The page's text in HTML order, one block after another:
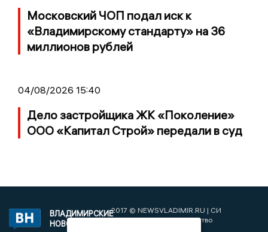
Московский ЧОП подал иск к
«Владимирскому стандарту» на 36
миллионов рублей
04/08/2026 15:40
Дело застройщика ЖК «Поколение»
ООО «Капитал Строй» передали в суд
ВЛАДИМИРСКИЕ
НОВОСТИ
2017 © NEWSVLADIMIR.RU | СИ
«Информационное агентство